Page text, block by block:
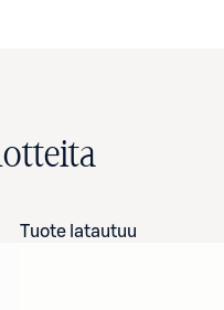
Tuote latautuu